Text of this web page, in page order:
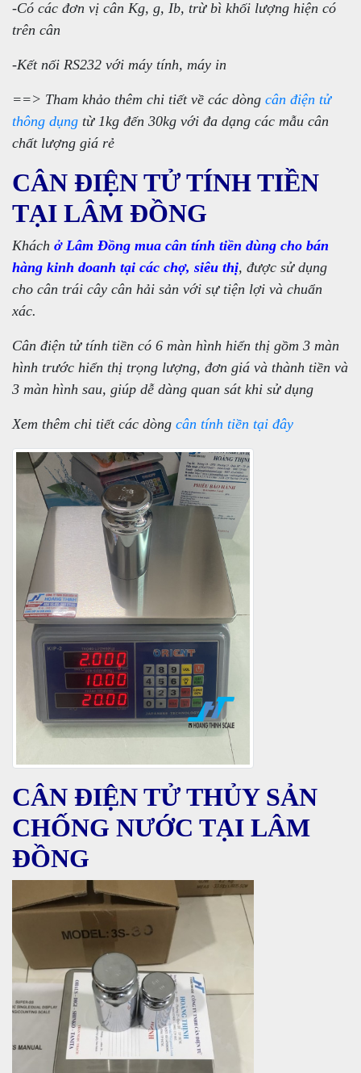
-Có các đơn vị cân Kg, g, Ib, trừ bì khối lượng hiện có
trên cân
-Kết nối RS232 với máy tính, máy in
==> Tham khảo thêm chi tiết về các dòng cân điện tử
thông dụng từ 1kg đến 30kg với đa dạng các mẫu cân
chất lượng giá rẻ
CÂN ĐIỆN TỬ TÍNH TIỀN
TẠI LÂM ĐỒNG
Khách ở Lâm Đồng mua cân tính tiền dùng cho bán
hàng kinh doanh tại các chợ, siêu thị, được sử dụng
cho cân trái cây cân hải sản với sự tiện lợi và chuẩn
xác.
Cân điện tử tính tiền có 6 màn hình hiển thị gồm 3 màn
hình trước hiển thị trọng lượng, đơn giá và thành tiền và
3 màn hình sau, giúp dễ dàng quan sát khi sử dụng
Xem thêm chi tiết các dòng cân tính tiền tại đây
CÂN ĐIỆN TỬ THỦY SẢN
CHỐNG NƯỚC TẠI LÂM
ĐỒNG